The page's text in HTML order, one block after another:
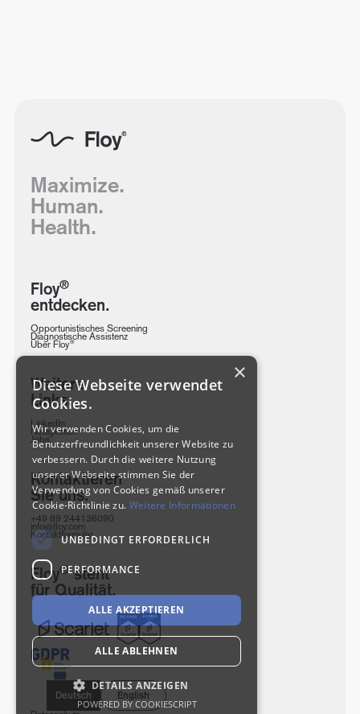
Floy®
entdecken.
Weitere
Links.
Kontaktieren
Sie uns.
Floy®steht
für Qualität.
Maximize.
Human.
Health.
Opportunistisches Screening
Diagnostische Assistenz
Über Floy®
LinkedIn
Neuigkeiten
Jobs
+49 89 244136090
info@floy.com
Kontaktformular
Deutsch English
×
Diese Webseite verwendet
Cookies.
Wir verwenden Cookies, um die
Benutzerfreundlichkeit unserer Website zu
verbessern. Durch die weitere Nutzung
unserer Webseite stimmen Sie der
Verwendung von Cookies gemäß unserer
Cookie-Richtlinie zu. Weitere Informationen
UNBEDINGT ERFORDERLICH
PERFORMANCE
ALLE AKZEPTIEREN
ALLE ABLEHNEN
DETAILS ANZEIGEN
POWERED BY COOKIESCRIPT